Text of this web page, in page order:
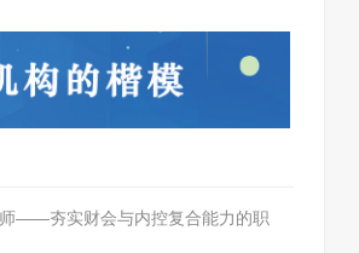
——夯实财会与内控复合能力的职